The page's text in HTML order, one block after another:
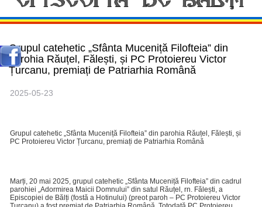
Grupul catehetic „Sfânta Muceniță Filofteia” din
parohia Răuțel, Fălești, și PC Protoiereu Victor
Țurcanu, premiați de Patriarhia Română
2025-05-23
Grupul catehetic „Sfânta Muceniță Filofteia” din parohia Răuțel, Fălești, și
PC Protoiereu Victor Țurcanu, premiați de Patriarhia Română
Marți, 20 mai 2025, grupul catehetic „Sfânta Muceniță Filofteia” din cadrul
parohiei „Adormirea Maicii Domnului” din satul Răuțel, rn. Fălești, a
Episcopiei de Bălți (fostă a Hotinului) (preot paroh – PC Protoiereu Victor